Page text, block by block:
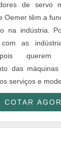
de servo
Oemer têm a
na indústria.
com as
querem
das
serviços e
COTAR